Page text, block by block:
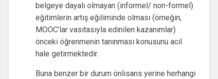
belgeye dayalı olmayan (informel/ non-formel)
eğitimlerin artış eğiliminde olması (örneğin,
MOOC’lar vasıtasıyla edinilen kazanımlar)
önceki öğrenmenin tanınması konusunu acil
hale getirmektedir.
Buna benzer bir durum önlisans yerine herhangi